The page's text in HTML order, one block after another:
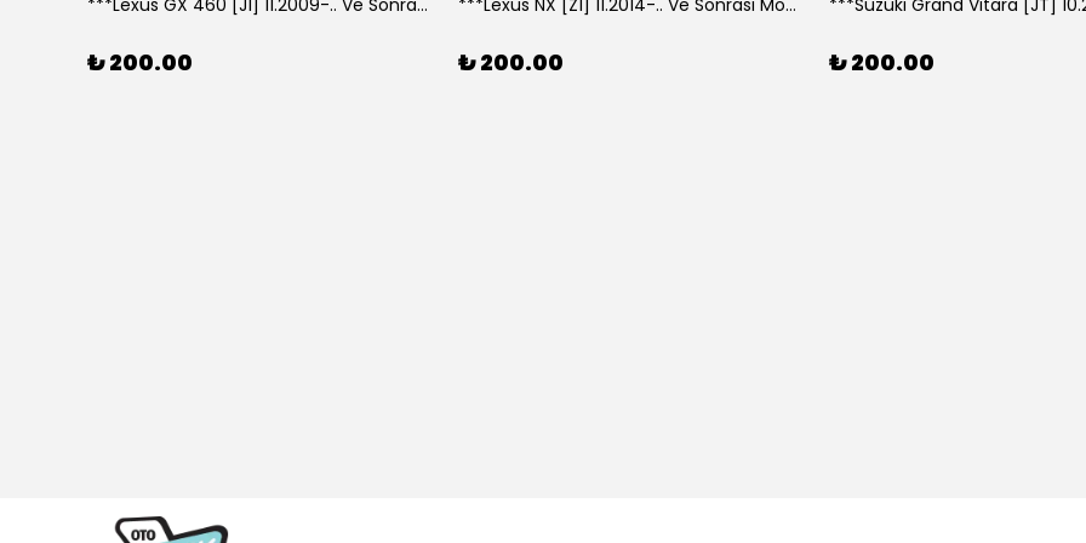
***Lexus GX 460 [J1] 11.2009-.. Ve Sonrası Model Yılları İçin Uyumlu Yeo Arka Silecek
₺ 200.00
***Lexus NX [Z1] 11.2014-.. Ve Sonrası Model Yılları İçin Uyumlu Yeo Arka Silecek
₺ 200.00 ₺ 200.00